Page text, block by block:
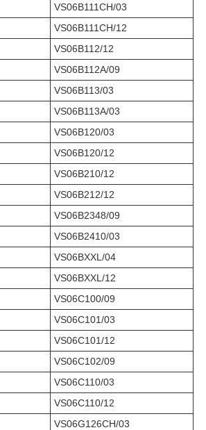
VS06B111CH/03
VS06B111CH/12
VS06B112/12
VS06B112A/09
VS06B113/03
VS06B113A/03
VS06B120/03
VS06B120/12
VS06B210/12
VS06B212/12
VS06B2348/09
VS06B2410/03
VS06BXXL/04
VS06BXXL/12
VS06C100/09
VS06C101/03
VS06C101/12
VS06C102/09
VS06C110/03
VS06C110/12
VS06G126CH/03